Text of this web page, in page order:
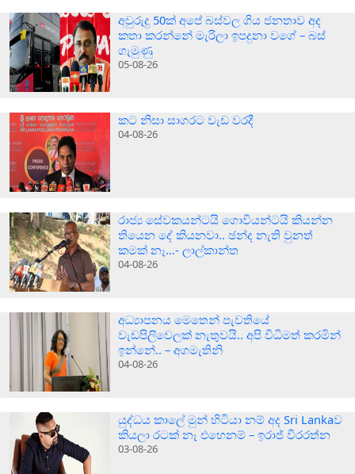
අවුරුදු 50ක් අපේ බස්වල ගිය ජනතාව අද
කතා කරන්නේ මැරිලා ඉපදුනා වගේ – බස්
ගැමුණු
05-08-26
කට නිසා සාගරට වැඩ වරදී
04-08-26
රාජ්‍ය සේවකයන්ටයි ගොවියන්ටයි කියන්න
තියෙන දේ කියනවා.. ඡන්ද නැති වුනත්
කමක් නෑ…- ලාල්කාන්ත
04-08-26
අධ්‍යාපනය මෙතෙන් පැවතියේ
වැඩපිලිවෙලක් නැතුවයි.. අපි විධිමත් කරමින්
ඉන්නේ.. – අගමැතිනි
04-08-26
යුද්ධය කාලේ මුන් හිටියා නම් අද Sri Lankaව
කියලා රටක් නෑ එහෙනම් – ඉරාජ් වීරරත්න
03-08-26